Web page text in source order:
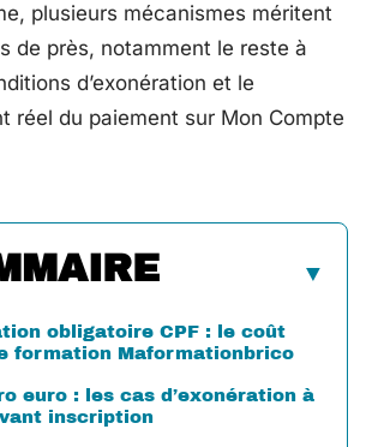
plusieurs mécanismes méritent
de près, notamment le reste à
d’exonération et le
réel du paiement sur Mon Compte
obligatoire CPF : le coût
formation Maformationbrico
euro : les cas d’exonération à
inscription